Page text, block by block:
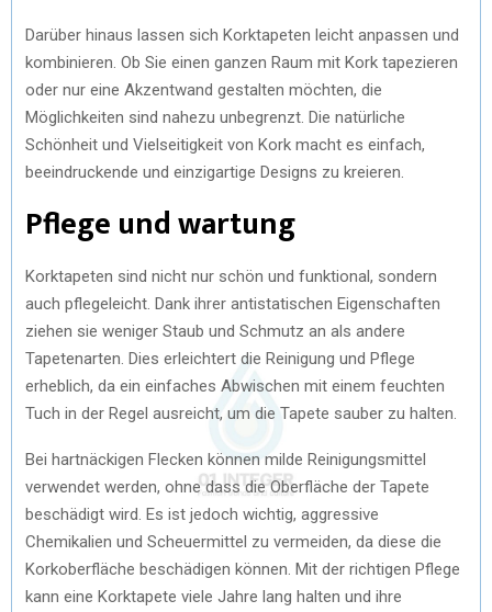
Darüber hinaus lassen sich Korktapeten leicht anpassen und
kombinieren. Ob Sie einen ganzen Raum mit Kork tapezieren
oder nur eine Akzentwand gestalten möchten, die
Möglichkeiten sind nahezu unbegrenzt. Die natürliche
Schönheit und Vielseitigkeit von Kork macht es einfach,
beeindruckende und einzigartige Designs zu kreieren.
Pflege und wartung
Korktapeten sind nicht nur schön und funktional, sondern
auch pflegeleicht. Dank ihrer antistatischen Eigenschaften
ziehen sie weniger Staub und Schmutz an als andere
Tapetenarten. Dies erleichtert die Reinigung und Pflege
erheblich, da ein einfaches Abwischen mit einem feuchten
Tuch in der Regel ausreicht, um die Tapete sauber zu halten.
Bei hartnäckigen Flecken können milde Reinigungsmittel
verwendet werden, ohne dass die Oberfläche der Tapete
beschädigt wird. Es ist jedoch wichtig, aggressive
Chemikalien und Scheuermittel zu vermeiden, da diese die
Korkoberfläche beschädigen können. Mit der richtigen Pflege
kann eine Korktapete viele Jahre lang halten und ihre